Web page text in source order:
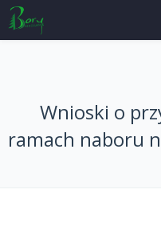
Wnioski o
ramach naboru